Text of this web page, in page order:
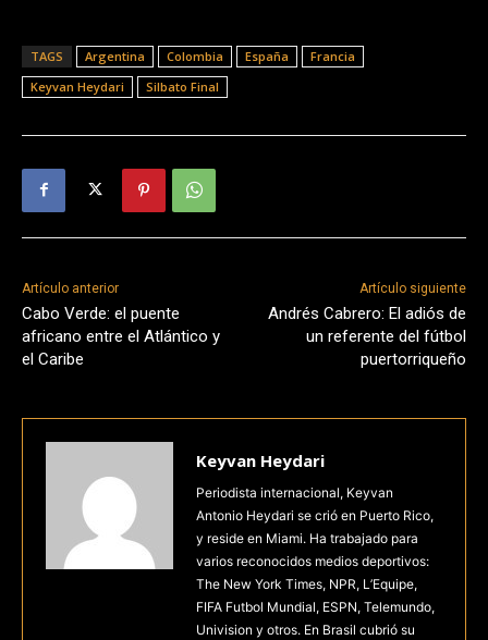
TAGS Argentina Colombia España
Francia
Keyvan Heydari
Silbato Final
Artículo anterior
Cabo Verde: el puente
africano entre el Atlántico y
el Caribe
Artículo siguiente
Andrés Cabrero: El adiós de
un referente del fútbol
puertorriqueño
Keyvan Heydari
Periodista internacional, Keyvan
Antonio Heydari se crió en Puerto Rico,
y reside en Miami. Ha trabajado para
varios reconocidos medios deportivos:
The New York Times, NPR, L’Equipe,
FIFA Futbol Mundial, ESPN, Telemundo,
Univision y otros. En Brasil cubrió su